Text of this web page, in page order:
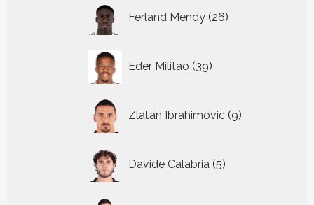
Ferland Mendy 26
producten
Eder Militao 39
producten
Zlatan Ibrahimovic 9
producten
Davide Calabria 5
producten